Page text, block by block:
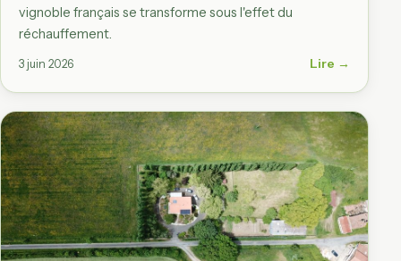
vignoble français se transforme sous l'effet du
réchauffement.
3 juin 2026 Lire →